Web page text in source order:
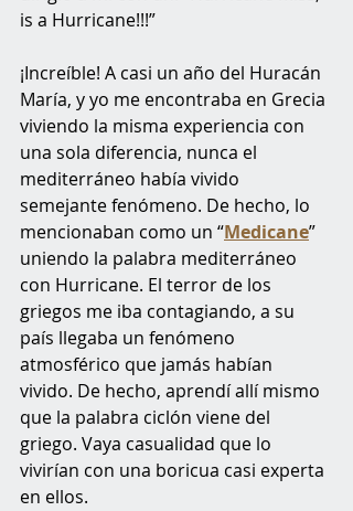
is a Hurricane!!!”
¡Increíble! A casi un año del Huracán
María, y yo me encontraba en Grecia
viviendo la misma experiencia con
una sola diferencia, nunca el
mediterráneo había vivido
semejante fenómeno. De hecho, lo
mencionaban como un “Medicane”
uniendo la palabra mediterráneo
con Hurricane. El terror de los
griegos me iba contagiando, a su
país llegaba un fenómeno
atmosférico que jamás habían
vivido. De hecho, aprendí allí mismo
que la palabra ciclón viene del
griego. Vaya casualidad que lo
vivirían con una boricua casi experta
en ellos.